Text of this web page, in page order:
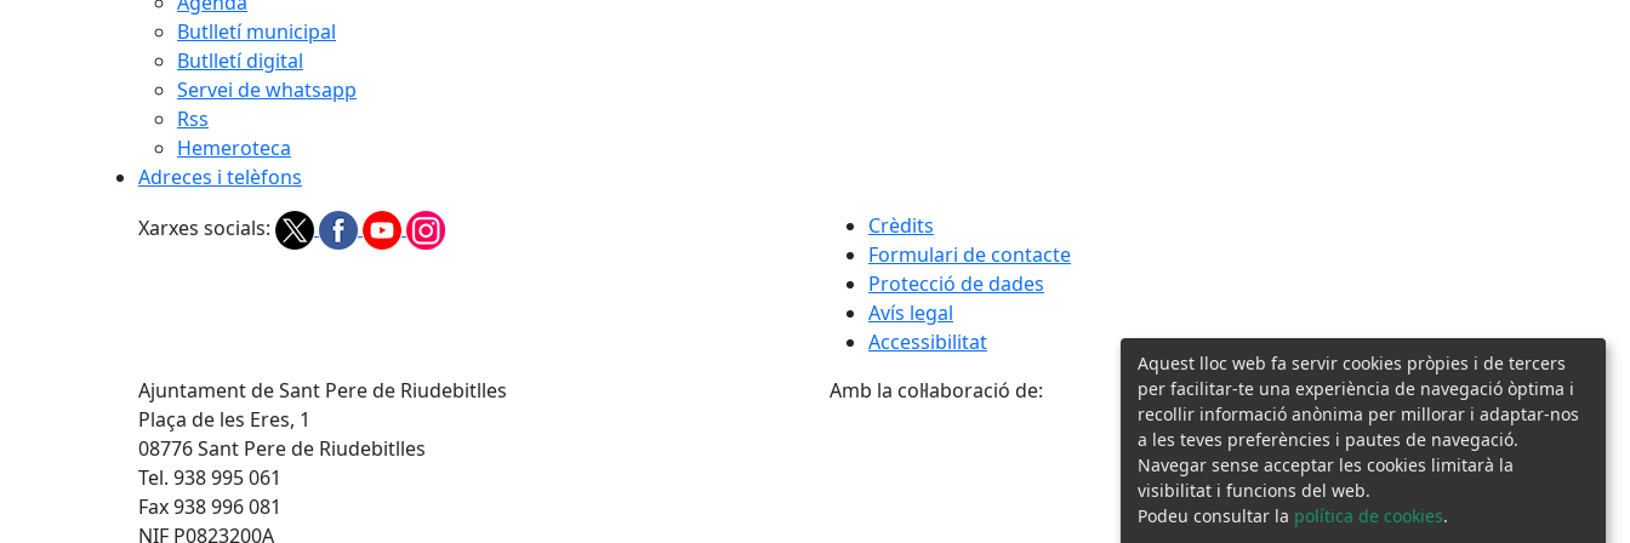
Butlletí municipal
Butlletí digital
Servei de whatsapp
Rss
Hemeroteca
Adreces i telèfons
Xarxes socials:
Crèdits
Formulari de contacte
Protecció de dades
Avís legal
Accessibilitat
Ajuntament de Sant Pere de Riudebitlles
Plaça de les Eres, 1
08776 Sant Pere de Riudebitlles
Tel. 938 995 061
Fax 938 996 081
NIF P0823200A
Amb la col·laboració de:
Aquest lloc web fa servir cookies pròpies i de tercers
per facilitar-te una experiència de navegació òptima i
recollir informació anònima per millorar i adaptar-nos
a les teves preferències i pautes de navegació.
Navegar sense acceptar les cookies limitarà la
visibilitat i funcions del web.
Podeu consultar la política de cookies.